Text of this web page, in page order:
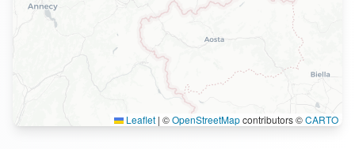
Leaflet | ©OpenStreetMapcontributors ©CARTO